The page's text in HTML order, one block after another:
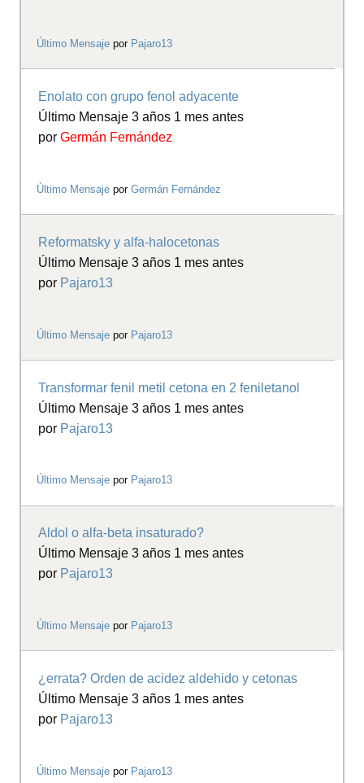
Último Mensaje por Pajaro13
Enolato con grupo fenol adyacente
Último Mensaje 3 años 1 mes antes
por Germán Fernández
Último Mensaje porGermán Fernández
Reformatsky y alfa-halocetonas
Último Mensaje 3 años 1 mes antes
por Pajaro13
Último Mensaje por Pajaro13
Transformar fenil metil cetona en 2 feniletanol
Último Mensaje 3 años 1 mes antes
por Pajaro13
Último Mensaje por Pajaro13
Aldol o alfa-beta insaturado?
Último Mensaje 3 años 1 mes antes
por Pajaro13
Último Mensaje por Pajaro13
¿errata? Orden de acidez aldehido y cetonas
Último Mensaje 3 años 1 mes antes
por Pajaro13
Último Mensaje por Pajaro13